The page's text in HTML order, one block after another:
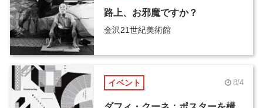
路上、お邪魔ですか？
金沢21世紀美術館
イベント 8/4